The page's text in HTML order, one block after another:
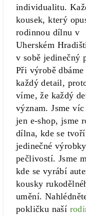
individualitu.
kousek, který
rodinnou dílnu v
Uherském
v sobě jedinečný
Při výrobě dbáme
každý detail,
víme, že každý
význam. Jsme víc
jen e-shop, jsme
dílna, kde se tvoří
jedinečné
pečlivostí. Jsme
kde se vyrábí
kousky
umění.
pokličku naší